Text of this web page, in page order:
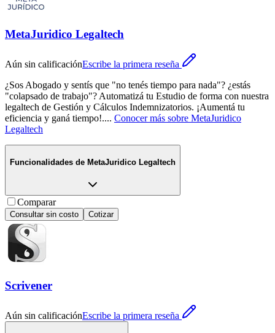
MetaJuridico Legaltech
Aún sin calificaciónEscribe la primera reseña
¿Sos Abogado y sentís que "no tenés tiempo para nada"? ¿estás
"colapsado de trabajo"? Automatizá tu Estudio de forma con nuestra
legaltech de Gestión y Cálculos Indemnizatorios. ¡Aumentá tu
eficiencia y ganá tiempo!.... Conocer más sobre MetaJuridico
Legaltech
Funcionalidades de MetaJuridico Legaltech
Comparar
Consultar sin costo Cotizar
Scrivener
Aún sin calificaciónEscribe la primera reseña